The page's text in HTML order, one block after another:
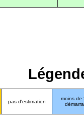
pas d'estimation
moins de